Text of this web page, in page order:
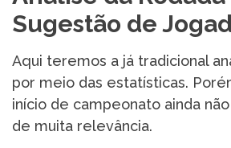
Sugestão de
Aqui teremos a já tradicional
por meio das estatísticas.
início de campeonato ainda
de muita relevância.